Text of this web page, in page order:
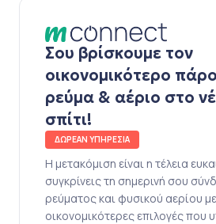
Σου βρίσκουμε τον
οικονομικότερο
ρεύμα & αέριο στο
σπίτι!
ΔΩΡΕΑΝ ΥΠΗΡΕΣΙΑ
Η μετακόμιση είναι η τέλεια
συγκρίνεις τη σημερινή σου
ρεύματος και φυσικού αερίου
οικονομικότερες επιλογές που